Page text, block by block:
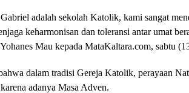
adalah sekolah Katolik, kami sangat
keharmonisan dan toleransi antar umat
Mau kepada MataKaltara.com, sabtu
dalam tradisi Gereja Katolik, perayaan
adanya Masa Adven.